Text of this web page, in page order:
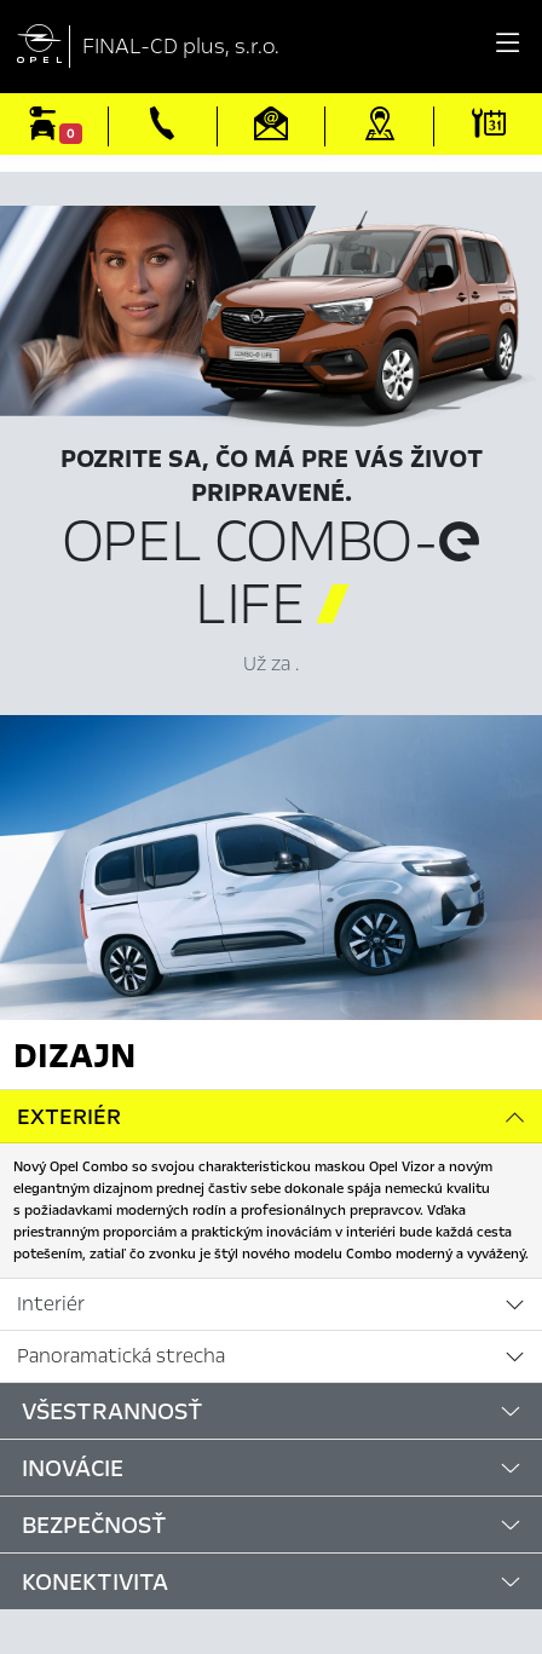
 FINAL-CD plus, s.r.o.
0
POZRITE SA, ČO MÁ PRE VÁS ŽIVOT
PRIPRAVENÉ.
OPEL COMBO-
LIFE
Už za .
DIZAJN
EXTERIÉR
Nový Opel Combo so svojou charakteristickou maskou Opel Vizor a novým
elegantným dizajnom prednej častiv sebe dokonale spája nemeckú kvalitu
s požiadavkami moderných rodín a profesionálnych prepravcov. Vďaka
priestranným proporciám a praktickým inováciám v interiéri bude každá cesta
potešením, zatiaľ čo zvonku je štýl nového modelu Combo moderný a vyvážený.
Interiér
Panoramatická strecha
VŠESTRANNOSŤ
INOVÁCIE
BEZPEČNOSŤ
KONEKTIVITA